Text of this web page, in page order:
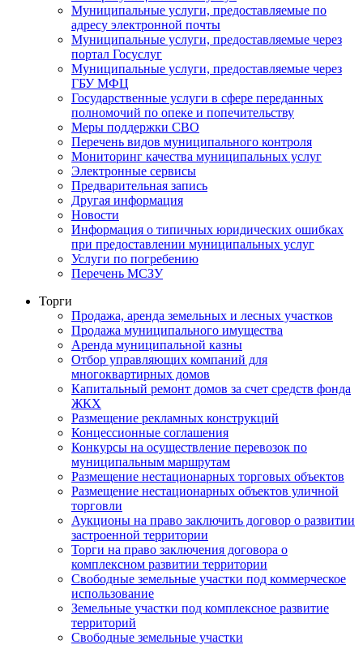
Муниципальные услуги, предоставляемые по
адресу электронной почты
Муниципальные услуги, предоставляемые через
портал Госуслуг
Муниципальные услуги, предоставляемые через
ГБУ МФЦ
Государственные услуги в сфере переданных
полномочий по опеке и попечительству
Меры поддержки СВО
Перечень видов муниципального контроля
Мониторинг качества муниципальных услуг
Электронные сервисы
Предварительная запись
Другая информация
Новости
Информация о типичных юридических ошибках
при предоставлении муниципальных услуг
Услуги по погребению
Перечень МСЗУ
Торги
Продажа, аренда земельных и лесных участков
Продажа муниципального имущества
Аренда муниципальной казны
Отбор управляющих компаний для
многоквартирных домов
Капитальный ремонт домов за счет средств фонда
ЖКХ
Размещение рекламных конструкций
Концессионные соглашения
Конкурсы на осуществление перевозок по
муниципальным маршрутам
Размещение нестационарных торговых объектов
Размещение нестационарных объектов уличной
торговли
Аукционы на право заключить договор о развитии
застроенной территории
Торги на право заключения договора о
комплексном развитии территории
Свободные земельные участки под коммерческое
использование
Земельные участки под комплексное развитие
территорий
Свободные земельные участки